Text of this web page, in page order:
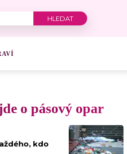
o pásový opar
kdo